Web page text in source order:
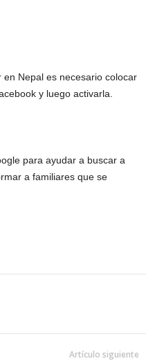
Nepal es necesario colocar
y luego activarla.
para ayudar a buscar a
a familiares que se
Artículo siguiente